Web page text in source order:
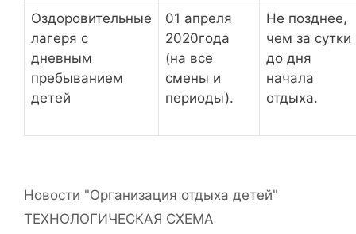
Оздоровительные
лагеря с
дневным
пребыванием
детей
01 апреля
2020года
(на все
смены и
периоды).
Не позднее,
чем за сутки
до дня
начала
отдыха.
Рубрики
Новости "Организация отдыха детей"
ТЕХНОЛОГИЧЕСКАЯ СХЕМА